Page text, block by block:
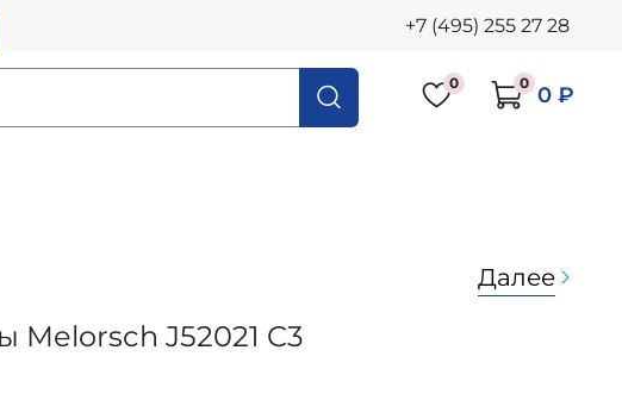
+7 (495) 255 27 28
0 0 0 ₽
Далее
Melorsch J52021 C3